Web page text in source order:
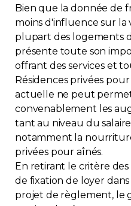
Bien que la donnée de
moins d'influence sur la
plupart des logements
présente toute son
offrant des services et
Résidences privées
actuelle ne peut
convenablement les
tant au niveau du
notamment la
privées pour aînés.
En retirant le critère des
de fixation de loyer
projet de règlement, le